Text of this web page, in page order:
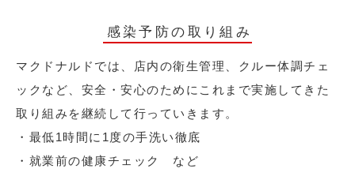
感染予防の取り組み
マクドナルドでは、店内の衛生管理、クルー体調チェ
ックなど、安全・安心のためにこれまで実施してきた
取り組みを継続して行っていきます。
・最低1時間に1度の手洗い徹底
・就業前の健康チェック など